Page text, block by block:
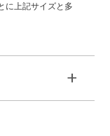
に上記サイズと多
+